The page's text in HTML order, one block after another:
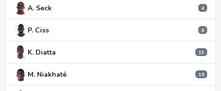
A. Seck 4
P. Ciss 6
K. Diatta 15
M. Niakhaté 19